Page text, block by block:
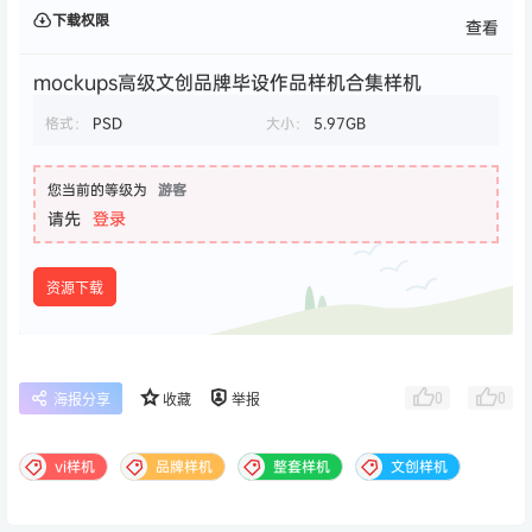
下载权限 查看
mockups高级文创品牌毕设作品样机合集样机
格式： PSD 大小： 5.97GB
您当前的等级为 游客
请先 登录
资源下载
海报分享 收藏 举报 0 0
vi样机 品牌样机 整套样机 文创样机